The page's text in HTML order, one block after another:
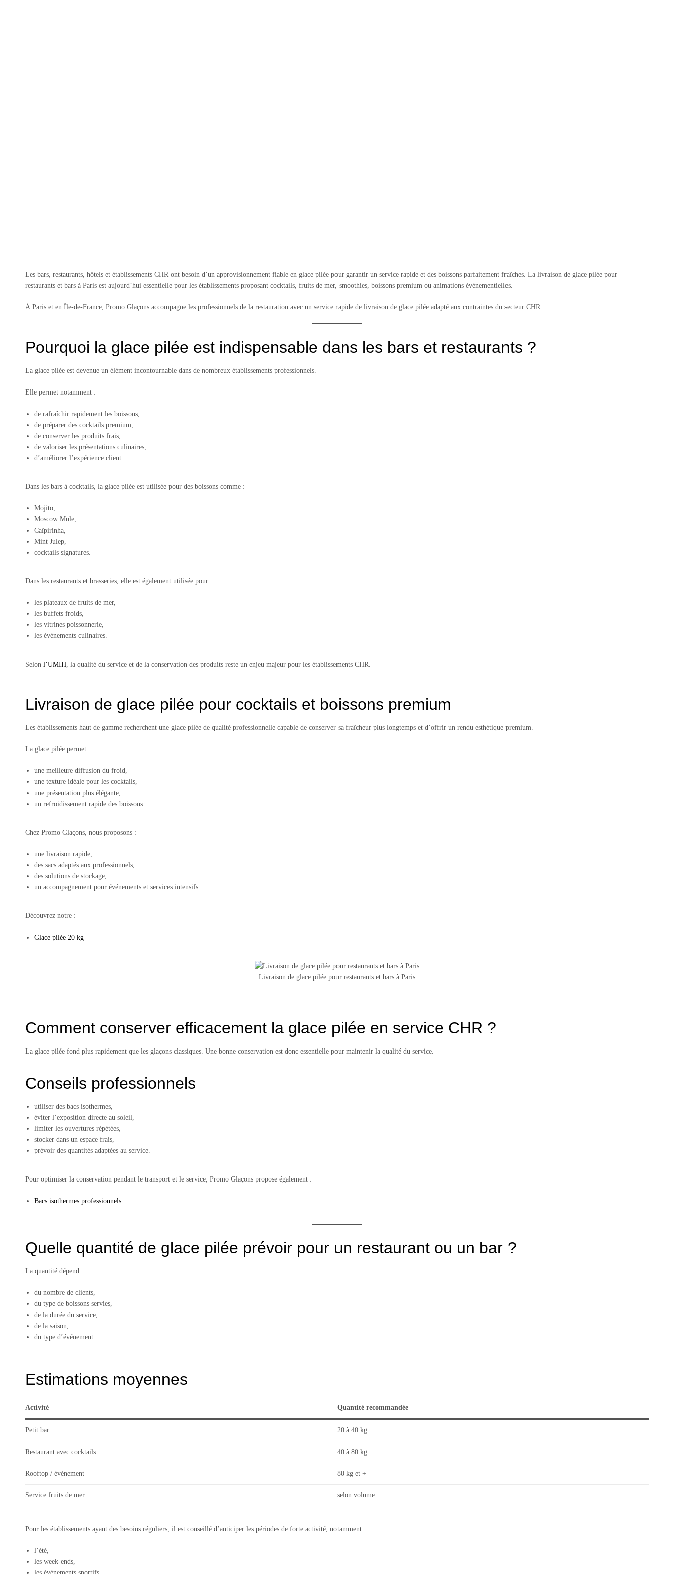
Les bars, restaurants, hôtels et établissements CHR ont besoin d’un approvisionnement fiable en glace pilée pour garantir un service rapide et des boissons parfaitement fraîches. La livraison de glace pilée pour
restaurants et bars à Paris est aujourd’hui essentielle pour les établissements proposant cocktails, fruits de mer, smoothies, boissons premium ou animations événementielles.
À Paris et en Île-de-France, Promo Glaçons accompagne les professionnels de la restauration avec un service rapide de livraison de glace pilée adapté aux contraintes du secteur CHR.
Pourquoi la glace pilée est indispensable dans les bars et restaurants ?
La glace pilée est devenue un élément incontournable dans de nombreux établissements professionnels.
Elle permet notamment :
de rafraîchir rapidement les boissons,
de préparer des cocktails premium,
de conserver les produits frais,
de valoriser les présentations culinaires,
d’améliorer l’expérience client.
Dans les bars à cocktails, la glace pilée est utilisée pour des boissons comme :
Mojito,
Moscow Mule,
Caïpirinha,
Mint Julep,
cocktails signatures.
Dans les restaurants et brasseries, elle est également utilisée pour :
les plateaux de fruits de mer,
les buffets froids,
les vitrines poissonnerie,
les événements culinaires.
Selon l’UMIH , la qualité du service et de la conservation des produits reste un enjeu majeur pour les établissements CHR.
Livraison de glace pilée pour cocktails et boissons premium
Les établissements haut de gamme recherchent une glace pilée de qualité professionnelle capable de conserver sa fraîcheur plus longtemps et d’offrir un rendu esthétique premium.
La glace pilée permet :
une meilleure diffusion du froid,
une texture idéale pour les cocktails,
une présentation plus élégante,
un refroidissement rapide des boissons.
Chez Promo Glaçons, nous proposons :
une livraison rapide,
des sacs adaptés aux professionnels,
des solutions de stockage,
un accompagnement pour événements et services intensifs.
Découvrez notre :
Glace pilée 20 kg
Livraison de glace pilée pour restaurants et bars à Paris
Comment conserver efficacement la glace pilée en service CHR ?
La glace pilée fond plus rapidement que les glaçons classiques. Une bonne conservation est donc essentielle pour maintenir la qualité du service.
Conseils professionnels
utiliser des bacs isothermes,
éviter l’exposition directe au soleil,
limiter les ouvertures répétées,
stocker dans un espace frais,
prévoir des quantités adaptées au service.
Pour optimiser la conservation pendant le transport et le service, Promo Glaçons propose également :
Bacs isothermes professionnels
Quelle quantité de glace pilée prévoir pour un restaurant ou un bar ?
La quantité dépend :
du nombre de clients,
du type de boissons servies,
de la durée du service,
de la saison,
du type d’événement.
Estimations moyennes
Activité Quantité recommandée
Petit bar 20 à 40 kg
Restaurant avec cocktails 40 à 80 kg
Rooftop / événement 80 kg et +
Service fruits de mer selon volume
Pour les établissements ayant des besoins réguliers, il est conseillé d’anticiper les périodes de forte activité, notamment :
l’été,
les week-ends,